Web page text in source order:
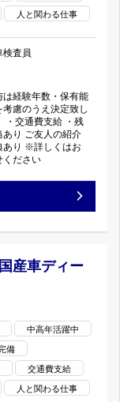
人と関わる仕事
検査員
は経験年数・保有能
考慮のうえ決定致し
・交通費支給 ・残
あり ご友人の紹介
あり ※詳しくはお
ください
産車ディー
中高年活躍中
備
交通費支給
人と関わる仕事